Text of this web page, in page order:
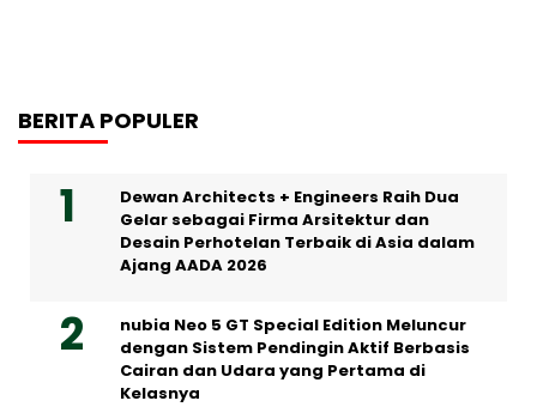
BERITA POPULER
Dewan Architects + Engineers Raih Dua
Gelar sebagai Firma Arsitektur dan
Desain Perhotelan Terbaik di Asia dalam
Ajang AADA 2026
nubia Neo 5 GT Special Edition Meluncur
dengan Sistem Pendingin Aktif Berbasis
Cairan dan Udara yang Pertama di
Kelasnya